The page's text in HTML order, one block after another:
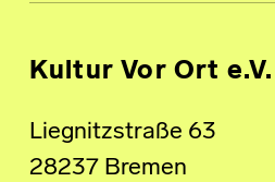
Kultur Vor Ort e.V.
Liegnitzstraße 63
28237 Bremen